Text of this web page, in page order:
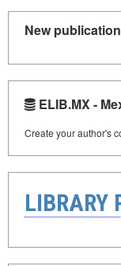
New
ELIB.MX -
Create your author's
LIBRARY